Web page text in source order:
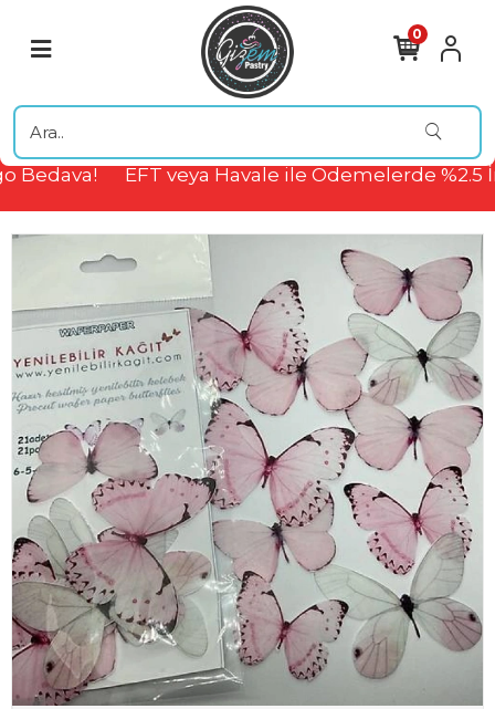
Bedava! EFT veya Havale ile Ödemelerde %2.5
0